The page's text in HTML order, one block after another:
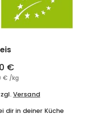
€
€
€ 115,00
/kg
Versand
dir in deiner Küche